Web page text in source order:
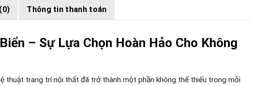
Thông tin thanh toán
– Sự Lựa Chọn Hoàn Hảo Cho Không
thuật trang trí nội thất đã trở thành một phần không thể thiếu trong mỗi